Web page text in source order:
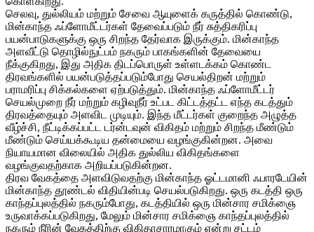
செலவு, துல்லியம் மற்றும் சேவை ஆயுளைக் கருத்தில் கொண்டு,
மின்காந்த ஃப்ளோமீட்டர்கள் தேவைப்படும் நீர் சுத்திகரிப்பு
பயன்பாடுகளுக்கு ஒரு சிறந்த தேர்வாக இருக்கும். மின்காந்த
அளவீட்டு தொழில்நுட்பம் நகரும் பாகங்களின் தேவையை
நீக்குகிறது, இது அதிக திடப்பொருள் உள்ளடக்கம் கொண்ட
திரவங்களில் பயன்படுத்தப்படும்போது செயல்திறன் மற்றும்
பராமரிப்பு சிக்கல்களை ஏற்படுத்தும். மின்காந்த ஃப்ளோமீட்டர்
செயல்முறை நீர் மற்றும் கழிவுநீர் உட்பட கிட்டத்தட்ட எந்த கடத்தும்
திரவத்தையும் அளவிட முடியும். இந்த மீட்டர்கள் குறைந்த அழுத்த
வீழ்ச்சி, நீட்டிக்கப்பட்ட டர்ன்டவுன் விகிதம் மற்றும் சிறந்த மீண்டும்
மீண்டும் செய்யக்கூடிய தன்மையை வழங்குகின்றன. அவை
நியாயமான விலையில் அதிக துல்லிய விகிதங்களை
வழங்குவதற்காக அறியப்படுகின்றன.
திரவ வேகத்தை அளவிடுவதற்கு மின்காந்த ஓட்டமானி ஃபாரடேயின்
மின்காந்த தூண்டல் விதியின்படி செயல்படுகிறது. ஒரு கடத்தி ஒரு
காந்தப்புலத்தில் நகரும்போது, ​​கடத்தியில் ஒரு மின்சார சமிக்ஞை
உருவாக்கப்படுகிறது, மேலும் மின்சார சமிக்ஞை காந்தப்புலத்தில்
நகரும் நீரின் வேகத்திற்கு விகிதாசாரமாகும் என்று சட்டம்